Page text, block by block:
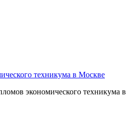
техникума в Москве
экономического